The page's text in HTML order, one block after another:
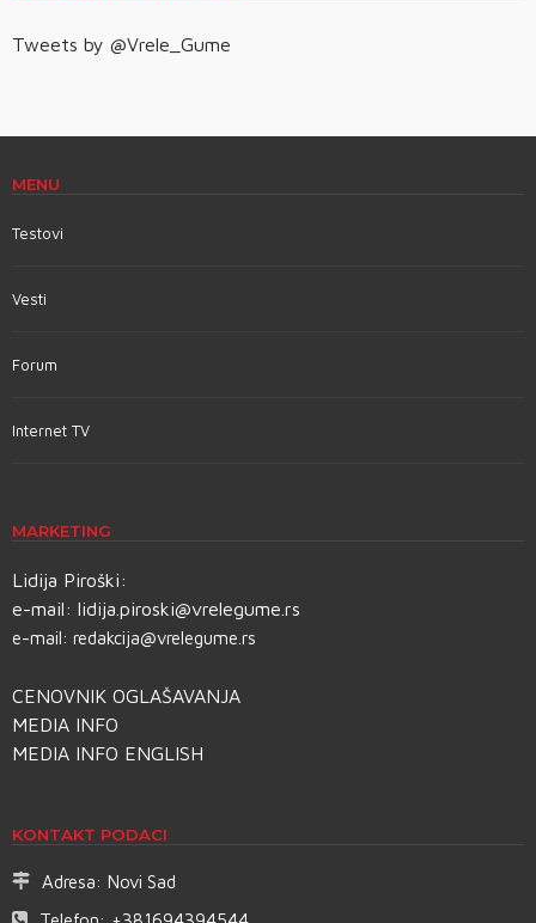
Tweets by @Vrele_Gume
MENU
Testovi
Vesti
Forum
Internet TV
MARKETING
Lidija Piroški:
e-mail: lidija.piroski@vrelegume.rs
e-mail: redakcija@vrelegume.rs
CENOVNIK OGLAŠAVANJA
MEDIA INFO
MEDIA INFO ENGLISH
KONTAKT PODACI
Adresa: Novi Sad